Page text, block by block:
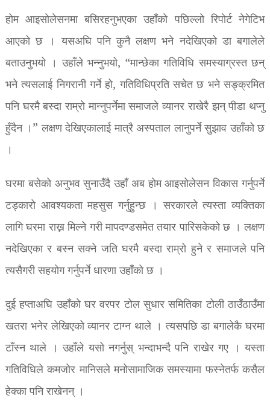
होम आइसोलेसनमा बसिरहनुभएका उहाँको पछिल्लो रिपोर्ट नेगेटिभ
आएको छ । यसअघि पनि कुनै लक्षण भने नदेखिएको डा बगालेले
बताउनुभयो । उहाँले भन्नुभयो, “मान्छेका गतिविधि समस्याग्रस्त छन्
भने त्यसलाई निगरानी गर्ने हो, गतिविधिप्रति सचेत छ भने सङ्क्रमित
पनि घरमै बस्दा राम्रो मान्नुपर्नेमा समाजले व्यानर राखेरै झन् पीडा थप्नु
हुँदैन ।” लक्षण देखिएकालाई मात्रै अस्पताल लानुपर्ने सुझाव उहाँको छ
।
घरमा बसेको अनुभव सुनाउँदै उहाँ अब होम आइसोलेसन विकास गर्नुपर्ने
टड्कारो आवश्यकता महसुस गर्नुहुन्छ । सरकारले त्यस्ता व्यक्तिका
लागि घरमा राख्न मिल्ने गरी मापदण्डसमेत तयार पारिसकेको छ । लक्षण
नदेखिएका र बस्न सक्ने जति घरमै बस्दा राम्रो हुने र समाजले पनि
त्यसैगरी सहयोग गर्नुपर्ने धारणा उहाँको छ ।
दुई हप्ताअघि उहाँको घर वरपर टोल सुधार समितिका टोली ठाउँठाउँमा
खतरा भनेर लेखिएको व्यानर टाग्न थाले । त्यसपछि डा बगालेकै घरमा
टाँस्न थाले । उहाँले यसो नगर्नुस् भन्दाभन्दै पनि राखेर गए । यस्ता
गतिविधिले कमजोर मानिसले मनोसामाजिक समस्यामा फस्नेतर्फ कसैल
हेक्का पनि राखेनन् ।